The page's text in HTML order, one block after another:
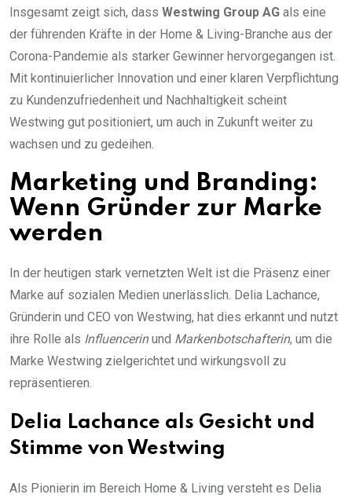
Insgesamt zeigt sich, dass Westwing Group AG als eine
der führenden Kräfte in der Home & Living-Branche aus der
Corona-Pandemie als starker Gewinner hervorgegangen ist.
Mit kontinuierlicher Innovation und einer klaren Verpflichtung
zu Kundenzufriedenheit und Nachhaltigkeit scheint
Westwing gut positioniert, um auch in Zukunft weiter zu
wachsen und zu gedeihen.
Marketing und Branding:
Wenn Gründer zur Marke
werden
In der heutigen stark vernetzten Welt ist die Präsenz einer
Marke auf sozialen Medien unerlässlich. Delia Lachance,
Gründerin und CEO von Westwing, hat dies erkannt und nutzt
ihre Rolle als Influencerinund Markenbotschafterin, um die
Marke Westwing zielgerichtet und wirkungsvoll zu
repräsentieren.
Delia Lachance als Gesicht und
Stimme von Westwing
Als Pionierin im Bereich Home & Living versteht es Delia